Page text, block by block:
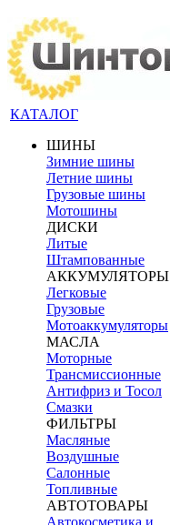
КАТАЛОГ
ШИНЫ
Зимние шины
Летние шины
Грузовые шины
Мотошины
ДИСКИ
Литые
Штампованные
АККУМУЛЯТОРЫ
Легковые
Грузовые
Мотоаккумуляторы
МАСЛА
Моторные
Трансмиссионные
Антифриз и Тосол
Смазки
ФИЛЬТРЫ
Масляные
Воздушные
Салонные
Топливные
АВТОТОВАРЫ
Автокосметика и